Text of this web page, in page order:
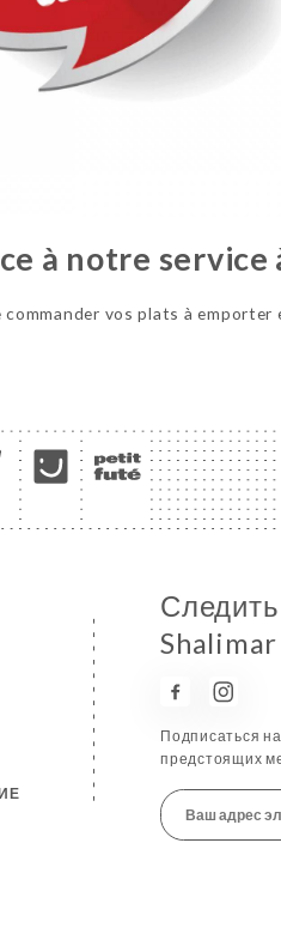
à notre service
vos plats à emporter
Shalimar
Подписаться
предстоящих